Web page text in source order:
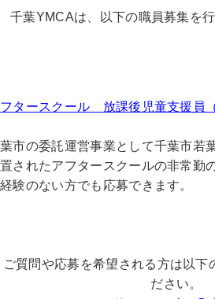
千葉YMCAは、以下の職員募集を行
フタースクール 放課後児童支援員
葉市の委託運営事業として千葉市若
置さ れたアフタースクールの非常勤
経験のない方でも応募できます。
ご質問や応募を希望される方は以下
ださい。